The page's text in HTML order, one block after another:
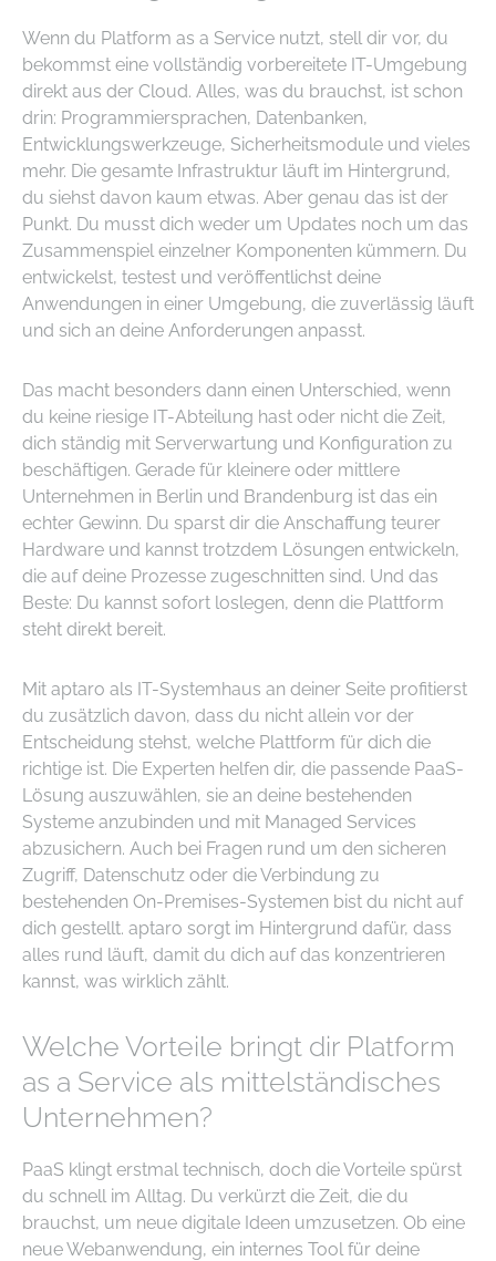
Wenn du Platform as a Service nutzt, stell dir vor, du
bekommst eine vollständig vorbereitete IT-Umgebung
direkt aus der Cloud. Alles, was du brauchst, ist schon
drin: Programmiersprachen, Datenbanken,
Entwicklungswerkzeuge, Sicherheitsmodule und vieles
mehr. Die gesamte Infrastruktur läuft im Hintergrund,
du siehst davon kaum etwas. Aber genau das ist der
Punkt. Du musst dich weder um Updates noch um das
Zusammenspiel einzelner Komponenten kümmern. Du
entwickelst, testest und veröffentlichst deine
Anwendungen in einer Umgebung, die zuverlässig läuft
und sich an deine Anforderungen anpasst.
Das macht besonders dann einen Unterschied, wenn
du keine riesige IT-Abteilung hast oder nicht die Zeit,
dich ständig mit Serverwartung und Konfiguration zu
beschäftigen. Gerade für kleinere oder mittlere
Unternehmen in Berlin und Brandenburg ist das ein
echter Gewinn. Du sparst dir die Anschaffung teurer
Hardware und kannst trotzdem Lösungen entwickeln,
die auf deine Prozesse zugeschnitten sind. Und das
Beste: Du kannst sofort loslegen, denn die Plattform
steht direkt bereit.
Mit aptaro als IT-Systemhaus an deiner Seite profitierst
du zusätzlich davon, dass du nicht allein vor der
Entscheidung stehst, welche Plattform für dich die
richtige ist. Die Experten helfen dir, die passende PaaS-
Lösung auszuwählen, sie an deine bestehenden
Systeme anzubinden und mit Managed Services
abzusichern. Auch bei Fragen rund um den sicheren
Zugriff, Datenschutz oder die Verbindung zu
bestehenden On-Premises-Systemen bist du nicht auf
dich gestellt. aptaro sorgt im Hintergrund dafür, dass
alles rund läuft, damit du dich auf das konzentrieren
kannst, was wirklich zählt.
Welche Vorteile bringt dir Platform
as a Service als mittelständisches
Unternehmen?
PaaS klingt erstmal technisch, doch die Vorteile spürst
du schnell im Alltag. Du verkürzt die Zeit, die du
brauchst, um neue digitale Ideen umzusetzen. Ob eine
neue Webanwendung, ein internes Tool für deine